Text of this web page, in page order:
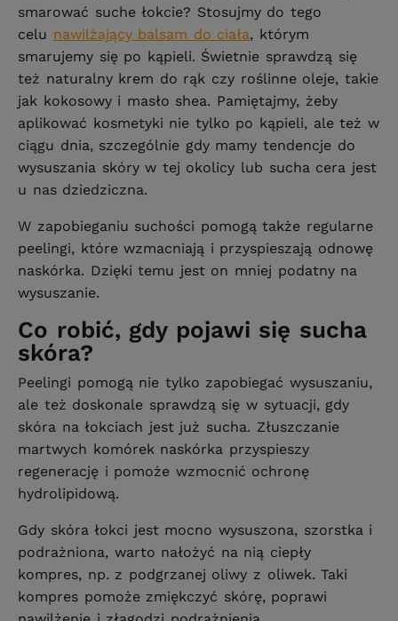
smarować suche łokcie? Stosujmy do tego
celu nawilżający balsam do ciała, którym
smarujemy się po kąpieli. Świetnie sprawdzą się
też naturalny krem do rąk czy roślinne oleje, takie
jak kokosowy i masło shea. Pamiętajmy, żeby
aplikować kosmetyki nie tylko po kąpieli, ale też w
ciągu dnia, szczególnie gdy mamy tendencje do
wysuszania skóry w tej okolicy lub sucha cera jest
u nas dziedziczna.
W zapobieganiu suchości pomogą także regularne
peelingi, które wzmacniają i przyspieszają odnowę
naskórka. Dzięki temu jest on mniej podatny na
wysuszanie.
Co robić, gdy pojawi się sucha
skóra?
Peelingi pomogą nie tylko zapobiegać wysuszaniu,
ale też doskonale sprawdzą się w sytuacji, gdy
skóra na łokciach jest już sucha. Złuszczanie
martwych komórek naskórka przyspieszy
regenerację i pomoże wzmocnić ochronę
hydrolipidową.
Gdy skóra łokci jest mocno wysuszona, szorstka i
podrażniona, warto nałożyć na nią ciepły
kompres, np. z podgrzanej oliwy z oliwek. Taki
kompres pomoże zmiękczyć skórę, poprawi